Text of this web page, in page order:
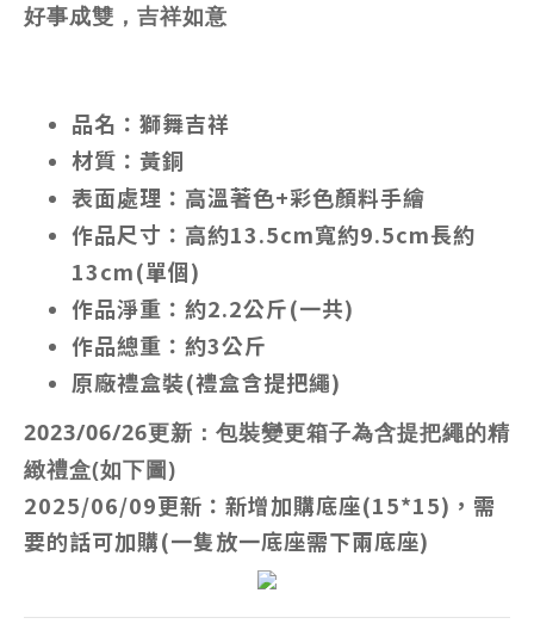
好事成雙，吉祥如意
品名：獅舞吉祥
材質：黃銅
表面處理：高溫著色+彩色顏料手繪
作品尺寸：高約13.5cm寬約9.5cm長約
13cm(單個)
作品淨重：約2.2公斤(一共)
作品總重：約3公斤
原廠禮盒裝(禮盒含提把繩)
2023/06/26更新：包裝變更箱子為含提把繩的精
緻禮盒(如下圖)
2025/06/09更新：新增加購底座(15*15)，需
要的話可加購(一隻放一底座需下兩底座)